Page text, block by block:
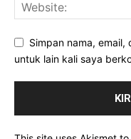
Simpan nama,
untuk lain kali saya